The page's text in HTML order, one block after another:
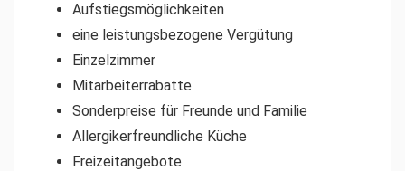
Aufstiegsmöglichkeiten
eine leistungsbezogene Vergütung
Einzelzimmer
Mitarbeiterrabatte
Sonderpreise für Freunde und Familie
Allergikerfreundliche Küche
Freizeitangebote